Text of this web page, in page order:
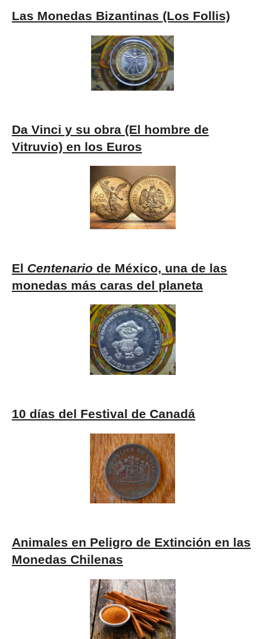
Las Monedas Bizantinas (Los Follis)
Da Vinci y su obra (El hombre de
Vitruvio) en los Euros
El Centenario de México, una de las
monedas más caras del planeta
10 días del Festival de Canadá
Animales en Peligro de Extinción en las
Monedas Chilenas